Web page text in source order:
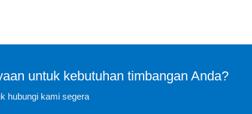
untuk kebutuhan timbangan Anda?
hubungi kami segera